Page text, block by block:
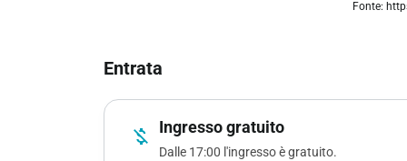
Fonte:
Entrata
money_off Ingresso gratuito
Dalle 17:00 l'ingresso è gratuito.